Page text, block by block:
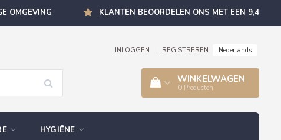
OMGEVING KLANTEN BEOORDELEN ONS MET EEN 9,4
INLOGGEN REGISTREREN Nederlands
WINKELWAGEN
0 Producten
HYGIËNE